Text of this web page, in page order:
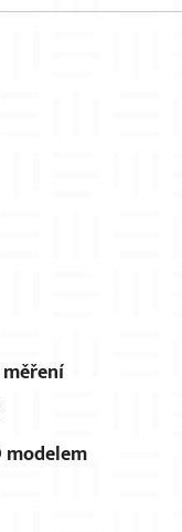
modelem